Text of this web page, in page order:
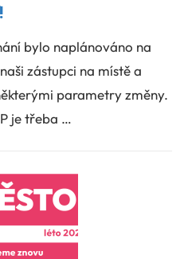
bylo naplánováno na
zástupci na místě a
parametry změny.
je třeba …